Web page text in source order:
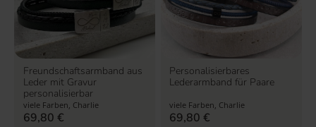
Freundschaftsarmband aus
Leder mit Gravur
personalisierbar
viele Farben, Charlie
69,80 €
Personalisierbares
Lederarmband für Paare
viele Farben, Charlie
69,80€